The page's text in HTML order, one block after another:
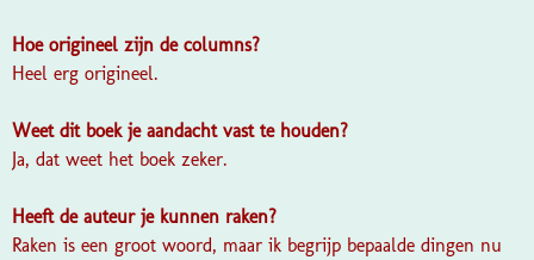
Hoe origineel zijn de columns?
Heel erg origineel.
Weet dit boek je aandacht vast te houden?
Ja, dat weet het boek zeker.
Heeft de auteur je kunnen raken?
Raken is een groot woord, maar ik begrijp bepaalde dingen nu